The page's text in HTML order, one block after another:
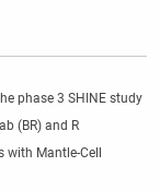
phase 3 SHINE study
(BR) and R
with Mantle-Cell